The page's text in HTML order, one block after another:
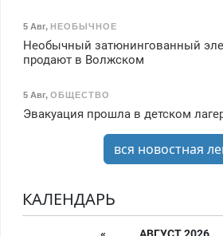
5 Авг, НЕОБЫЧНОЕ
Необычный затюнингованный
продают в Волжском
5 Авг, ОБЩЕСТВО
Эвакуация прошла в детском
вся новостная
КАЛЕНДАРЬ